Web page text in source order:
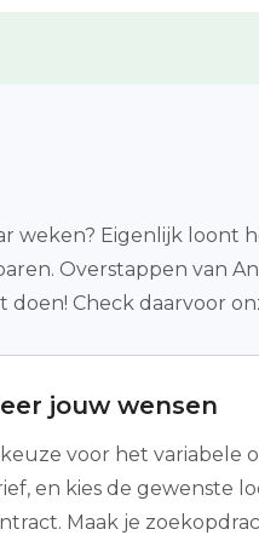
weken? Eigenlijk loont
Overstappen van
Check daarvoor
jouw wensen
voor het variabele
en kies de gewenste
Maak je